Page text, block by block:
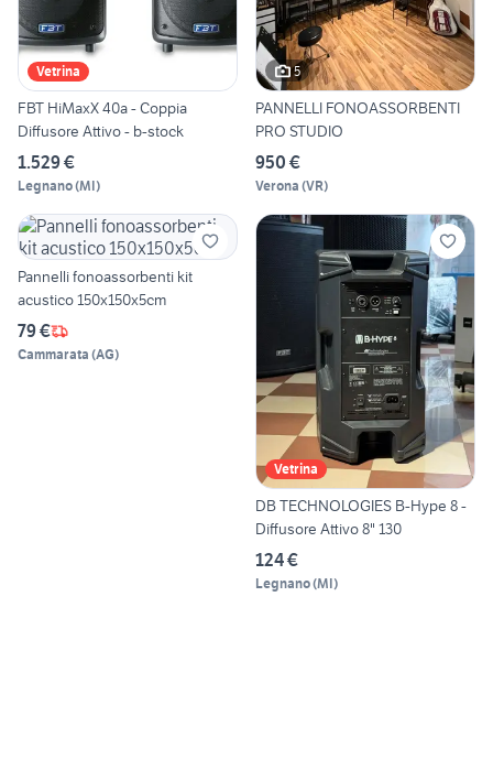
Vetrina
FBT HiMaxX 40a - Coppia
Diffusore Attivo - b-stock
1.529 €
Legnano(MI)
5
PANNELLI FONOASSORBENTI
PRO STUDIO
950 €
Verona (VR)
Pannelli fonoassorbenti kit
acustico 150x150x5cm
79 €
Cammarata (AG)
Vetrina
DB TECHNOLOGIES B-Hype 8 -
Diffusore Attivo 8" 130
124 €
Legnano(MI)